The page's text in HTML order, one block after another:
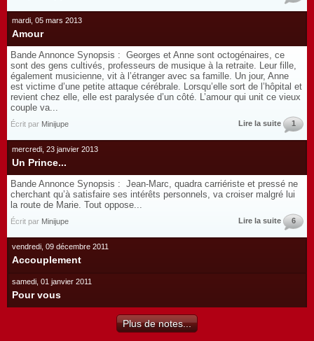
mardi, 05 mars 2013
Amour
Bande Annonce Synopsis : Georges et Anne sont octogénaires, ce
sont des gens cultivés, professeurs de musique à la retraite. Leur fille,
également musicienne, vit à l’étranger avec sa famille. Un jour, Anne
est victime d’une petite attaque cérébrale. Lorsqu’elle sort de l’hôpital et
revient chez elle, elle est paralysée d’un côté. L’amour qui unit ce vieux
couple va...
Écrit par Minijupe Lire la suite 1
mercredi, 23 janvier 2013
Un Prince...
Bande Annonce Synopsis : Jean-Marc, quadra carriériste et pressé ne
cherchant qu’à satisfaire ses intérêts personnels, va croiser malgré lui
la route de Marie. Tout oppose...
Écrit par Minijupe Lire la suite 6
vendredi, 09 décembre 2011
Accouplement
samedi, 01 janvier 2011
Pour vous
Plus de notes...